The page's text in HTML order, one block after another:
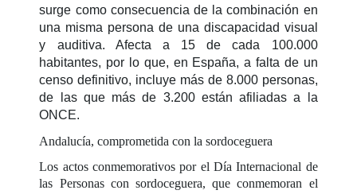
surge como consecuencia de la combinación en
una misma persona de una discapacidad visual
y auditiva. Afecta a 15 de cada 100.000
habitantes, por lo que, en España, a falta de un
censo definitivo, incluye más de 8.000 personas,
de las que más de 3.200 están afiliadas a la
ONCE.
Andalucía, comprometida con la sordoceguera
Los actos conmemorativos por el Día Internacional de
las Personas con sordoceguera, que conmemoran el